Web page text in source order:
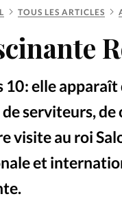
Actualité
Eglises
TOUS LES ARTICLES
10 : elle
serviteurs, de
visite au roi
et